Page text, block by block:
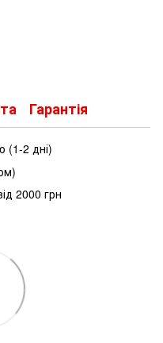
Гарантія
(1-2 дні)
2000 грн